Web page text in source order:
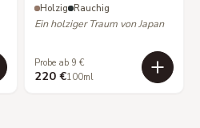
Holzig Rauchig
Ein holziger Traum von Japan
Probe ab 9 €
220 €100ml